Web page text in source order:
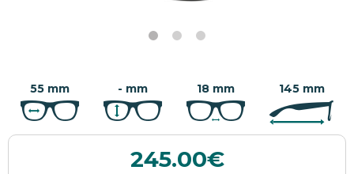
55 mm - mm 18 mm 145 mm
245.00